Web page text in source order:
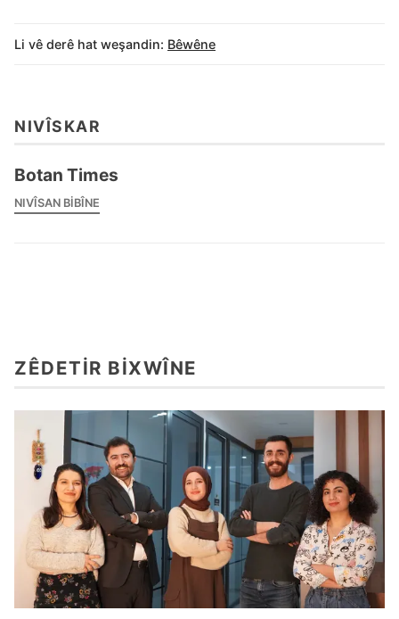
Li vê derê hat weşandin: Bêwêne
NIVÎSKAR
Botan Times
NIVÎSAN BIBÎNE
ZÊDETIR BIXWÎNE